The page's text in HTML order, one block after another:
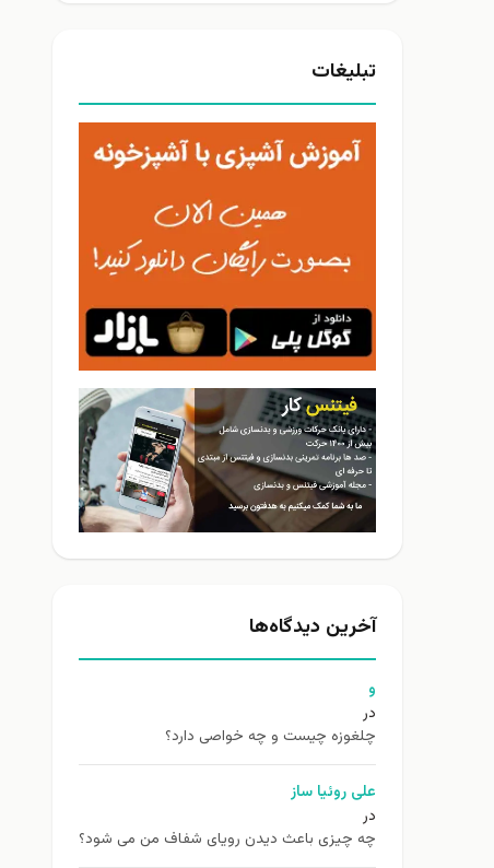
تبلیغات
آخرین دیدگاه‌ها
و
در
چلغوزه چیست و چه خواصی دارد؟
علی روئیا ساز
در
چه چیزی باعث دیدن رویای شفاف من می شود؟